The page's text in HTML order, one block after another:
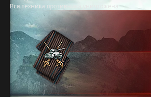
Вся техника противника уничтожена